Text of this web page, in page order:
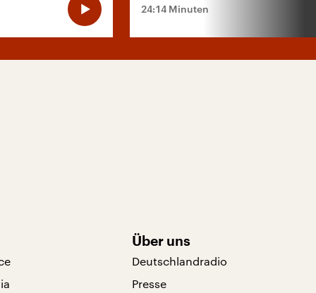
24:14 Minuten
Über uns
Deutschlandradio
Presse